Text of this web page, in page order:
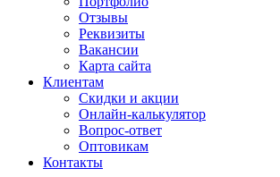
Отзывы
Реквизиты
Вакансии
Карта сайта
Клиентам
Скидки и акции
Онлайн-калькулятор
Вопрос-ответ
Оптовикам
Контакты